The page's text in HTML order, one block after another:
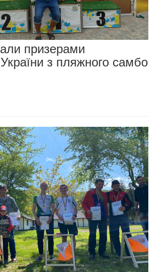
призерами
з пляжного самбо